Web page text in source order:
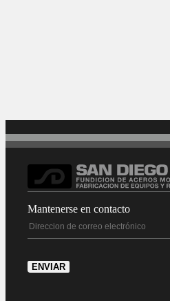
Mantenerse en contacto
ENVIAR